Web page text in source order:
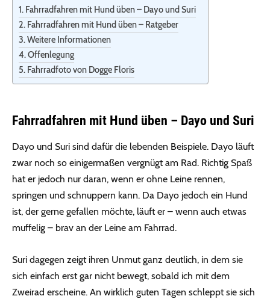
Fahrradfahren mit Hund üben – Dayo und Suri
Fahrradfahren mit Hund üben – Ratgeber
Weitere Informationen
Offenlegung
Fahrradfoto von Dogge Floris
Fahrradfahren mit Hund üben – Dayo und Suri
Dayo und Suri sind dafür die lebenden Beispiele. Dayo läuft
zwar noch so einigermaßen vergnügt am Rad. Richtig Spaß
hat er jedoch nur daran, wenn er ohne Leine rennen,
springen und schnuppern kann. Da Dayo jedoch ein Hund
ist, der gerne gefallen möchte, läuft er – wenn auch etwas
muffelig – brav an der Leine am Fahrrad.
Suri dagegen zeigt ihren Unmut ganz deutlich, in dem sie
sich einfach erst gar nicht bewegt, sobald ich mit dem
Zweirad erscheine. An wirklich guten Tagen schleppt sie sich